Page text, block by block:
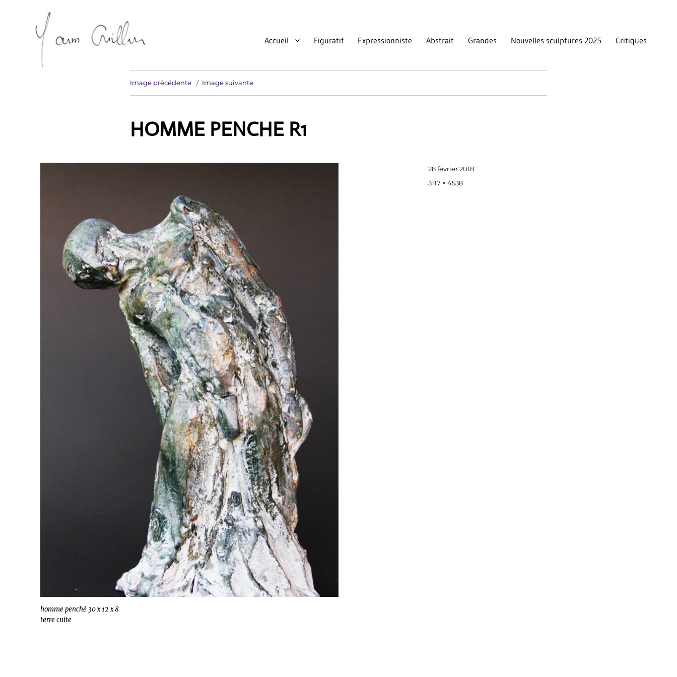
Yann Guillon Sculpteur
Accueil Figuratif Expressionniste Abstrait Grandes Nouvelles sculptures 2025 Critiques
Image précédente Image suivante
HOMME PENCHE R1
homme penché 30 x 12 x 8
terre cuite
Publié
le
28 février 2018
Taille
3117 × 4538